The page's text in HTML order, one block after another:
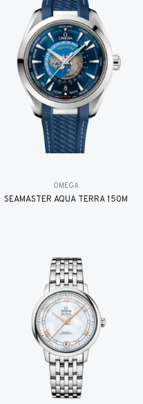
OMEGA
SEAMASTER AQUA TERRA 150M